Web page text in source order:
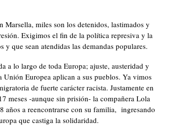
Marsella, miles son los detenidos, lastimados y
Exigimos el fin de la política represiva y la
que sean atendidas las demandas populares.
a lo largo de toda Europa; ajuste, austeridad y
Europea aplican a sus pueblos. Ya vimos
de fuerte carácter racista. Justamente en
meses -aunque sin prisión- la compañera Lola
años a reencontrarse con su familia, ingresando
que castiga la solidaridad.